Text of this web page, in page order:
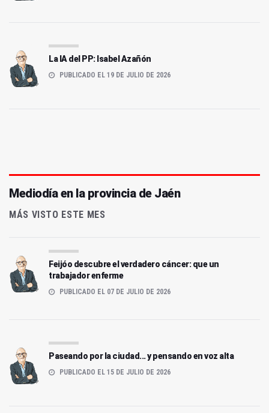
La IA del PP: Isabel Azañón
PUBLICADO EL 19 DE JULIO DE 2026
Mediodía en la provincia de Jaén
MÁS VISTO ESTE MES
Feijóo descubre el verdadero cáncer: que un
trabajador enferme
PUBLICADO EL 07 DE JULIO DE 2026
Paseando por la ciudad... y pensando en voz alta
PUBLICADO EL 15 DE JULIO DE 2026